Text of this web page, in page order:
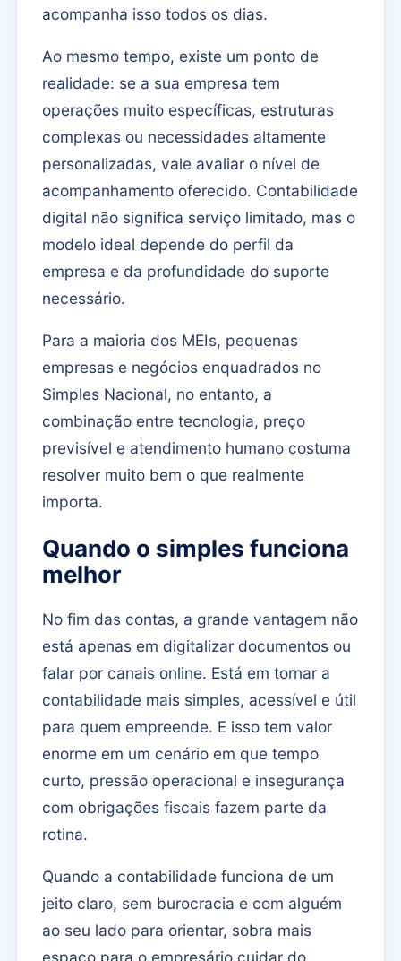
acompanha isso todos os dias.
Ao mesmo tempo, existe um ponto de
realidade: se a sua empresa tem
operações muito específicas, estruturas
complexas ou necessidades altamente
personalizadas, vale avaliar o nível de
acompanhamento oferecido. Contabilidade
digital não significa serviço limitado, mas o
modelo ideal depende do perfil da
empresa e da profundidade do suporte
necessário.
Para a maioria dos MEIs, pequenas
empresas e negócios enquadrados no
Simples Nacional, no entanto, a
combinação entre tecnologia, preço
previsível e atendimento humano costuma
resolver muito bem o que realmente
importa.
Quando o simples funciona
melhor
No fim das contas, a grande vantagem não
está apenas em digitalizar documentos ou
falar por canais online. Está em tornar a
contabilidade mais simples, acessível e útil
para quem empreende. E isso tem valor
enorme em um cenário em que tempo
curto, pressão operacional e insegurança
com obrigações fiscais fazem parte da
rotina.
Quando a contabilidade funciona de um
jeito claro, sem burocracia e com alguém
ao seu lado para orientar, sobra mais